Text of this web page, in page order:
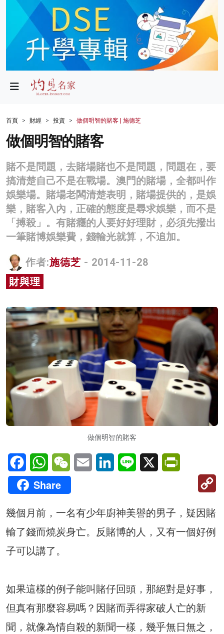
政局
財經
生活
商業
科技
影片
名家榜
灼見活動
關於我們
首頁 財經 投資 做個明智的賭客 | 施德芝
做個明智的賭客
賭不是問題，去賭場賭也不是問題，問題在，要
搞清楚自己不是在戰場。澳門的賭場，全都叫作
娛樂場。賭場老闆清楚表明，賭場提供的，是娛
樂，賭客入內，正確的態度是尋求娛樂，而不是
「搏殺」。有賭癮的人要好好理財，必須先撥出
一筆賭博娛樂費，錢輸光就算，不追加。
作者:施德芝 - 2014-11-28
財與理
做個明智的賭客
FacebookWhatsAppWeChatEmail LinkedInLine X
Share
幾個月前，一名有少年廚神美譽的男子，疑因賭
輸了錢而燒炭身亡。反賭博的人，又有一個好例
子可以講了。
如果這樣的例子能叫賭仔回頭，那絕對是好事，
但真有那麼容易嗎？因賭而弄得家破人亡的新
聞，就像為情自殺的新聞一樣，幾乎無日無之，